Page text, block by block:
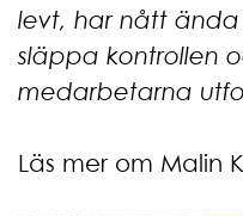
levt, har nått
släppa kontrollen
medarbetarna
Läs mer om Malin